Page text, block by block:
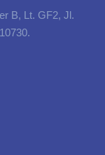
B, Lt. GF2, Jl.